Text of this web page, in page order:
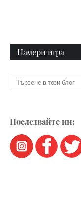
Намери игра
Последвайте ни: